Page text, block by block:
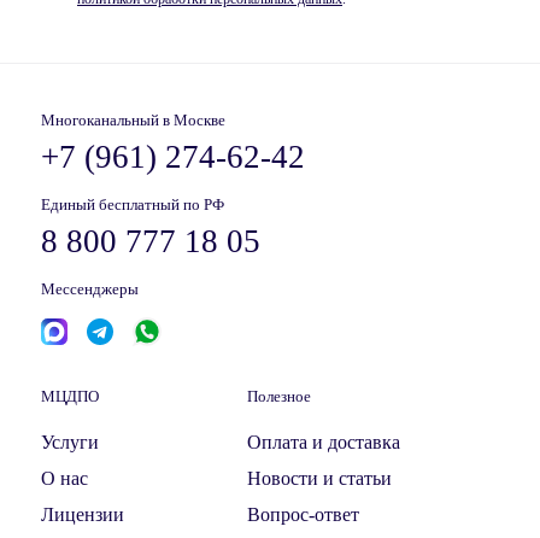
Многоканальный в Москве
+7 (961) 274-62-42
Единый бесплатный по РФ
8 800 777 18 05
Мессенджеры
МЦДПО
Услуги
О нас
Лицензии
Полезное
Оплата и доставка
Новости и статьи
Вопрос-ответ